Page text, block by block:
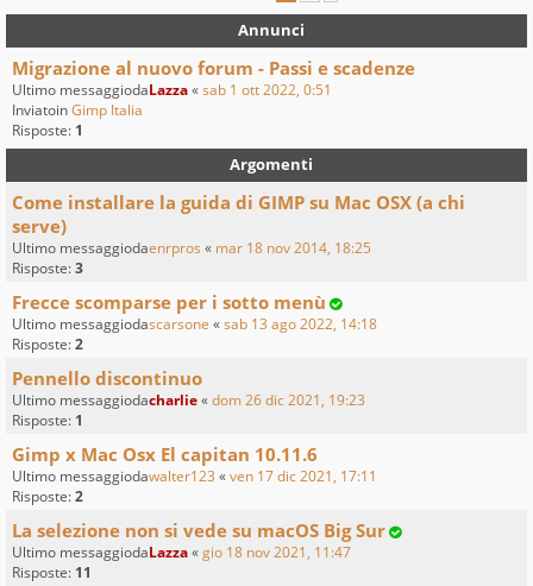
Annunci
Migrazione al nuovo forum - Passi e scadenze
Ultimo messaggiodaLazza«sab 1 ott 2022, 0:51
InviatoinGimp Italia
Risposte: 1
Argomenti
Come installare la guida di GIMP su Mac OSX (a chi
serve)
Ultimo messaggiodaenrpros « mar 18 nov 2014, 18:25
Risposte:3
Frecce scomparse per i sotto menù
Ultimo messaggiodascarsone «sab 13 ago 2022, 14:18
Risposte:2
Pennello discontinuo
Ultimo messaggiodacharlie«dom 26 dic 2021, 19:23
Risposte: 1
Gimp x Mac Osx El capitan 10.11.6
Ultimo messaggiodawalter123 «ven 17 dic 2021, 17:11
Risposte:2
La selezione non si vede su macOS Big Sur
Ultimo messaggiodaLazza«gio 18 nov 2021, 11:47
Risposte: 11